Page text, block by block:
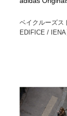
ベイクルーズス
EDIFICE / IENA